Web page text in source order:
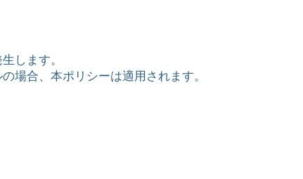
します。
場合、本ポリシーは適用されます。